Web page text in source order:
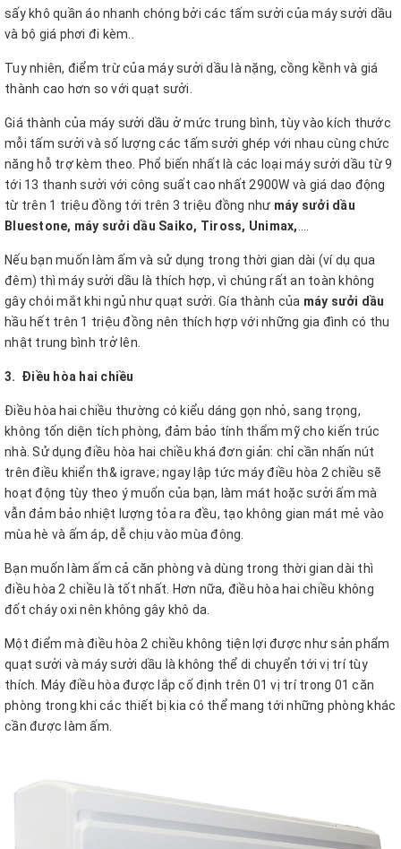
sấy khô quần áo nhanh chóng bởi các tấm sưởi của máy sưởi dầu
và bộ giá phơi đi kèm..
Tuy nhiên, điểm trừ của máy sưởi dầu là nặng, cồng kềnh và giá
thành cao hơn so với quạt sưởi.
Giá thành của máy sưởi dầu ở mức trung bình, tùy vào kích thước
mỗi tấm sưởi và số lượng các tấm sưởi ghép với nhau cùng chức
năng hỗ trợ kèm theo. Phổ biến nhất là các loại máy sưởi dầu từ 9
tới 13 thanh sưởi với công suất cao nhất 2900W và giá dao động
từ trên 1 triệu đồng tới trên 3 triệu đồng như máy sưởi dầu
Bluestone, máy sưởi dầu Saiko, Tiross, Unimax,
Nếu bạn muốn làm ấm và sử dụng trong thời gian dài (ví dụ qua
đêm) thì máy sưởi dầu là thích hợp, vì chúng rất an toàn không
gây chói mắt khi ngủ như quạt sưởi. Gía thành của máy sưởi dầu
hầu hết trên 1 triệu đồng nên thích hợp với những gia đình có thu
nhật trung bình trở lên.
3. Điều hòa hai chiều
Điều hòa hai chiều thường có kiểu dáng gọn nhỏ, sang trọng,
không tốn diện tích phòng, đảm bảo tính thẩm mỹ cho kiến trúc
nhà. Sử dụng điều hòa hai chiều khá đơn giản: chỉ cần nhấn nút
trên điều khiển th& igrave; ngay lập tức máy điều hòa 2 chiều sẽ
hoạt động tùy theo ý muốn của bạn, làm mát hoặc sưởi ấm mà
vẫn đảm bảo nhiệt lượng tỏa ra đều, tạo không gian mát mẻ vào
mùa hè và ấm áp, dễ chịu vào mùa đông.
Bạn muốn làm ấm cả căn phòng và dùng trong thời gian dài thì
điều hòa 2 chiều là tốt nhất. Hơn nữa, điều hòa hai chiều không
đốt cháy oxi nên không gây khô da.
Một điểm mà điều hòa 2 chiều không tiện lợi được như sản phẩm
quạt sưởi và máy sưởi dầu là không thể di chuyển tới vị trí tùy
thích. Máy điều hòa được lắp cố định trên 01 vị trí trong 01 căn
phòng trong khi các thiết bị kia có thể mang tới những phòng khác
cần được làm ấm.